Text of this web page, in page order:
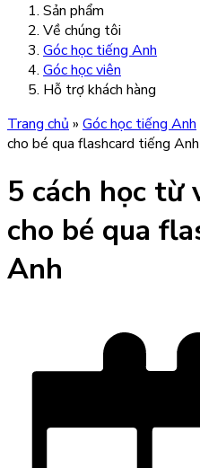
Sản phẩm
Về chúng tôi
Góc học tiếng Anh
Góc học viên
Hỗ trợ khách hàng
Trang chủ » Góc học tiếng Anh
cho bé qua flashcard tiếng Anh
5 cách học từ
cho bé qua
Anh